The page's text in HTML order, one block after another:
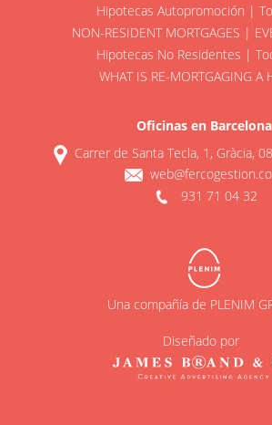
Hipotecas Autopromoción |
NON-RESIDENT MORTGAGES |
Hipotecas No Residentes |
WHAT IS RE-MORTGAGING A
Oficinas en Barcelona
Carrer de Santa Tecla, 1, Gràcia,
931 71 04 32
Una compañía de PLENIM
Diseñado por